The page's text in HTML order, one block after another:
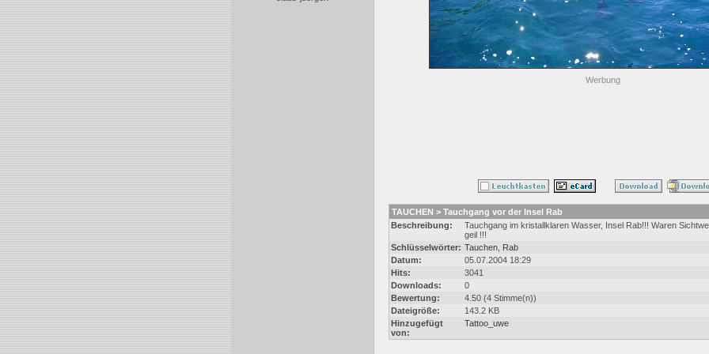
Werbung
TAUCHEN > Tauchgang vor der Insel Rab
Beschreibung:
Tauchgang im kristallklaren Wasser, Insel Rab!!! Waren
geil !!!
Schlüsselwörter: Tauchen Rab
Datum:
05.07.2004 18:29
Hits:
3041
Downloads:
0
Bewertung:
4.50 (4 Stimme(n))
Dateigröße:
143.2 KB
Hinzugefügt
von:
Tattoo_uwe